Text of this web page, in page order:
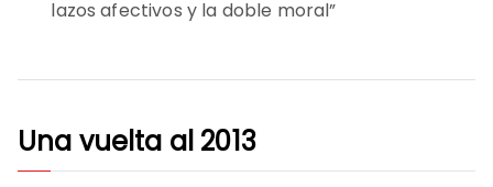
lazos afectivos y la doble moral”
Una vuelta al 2013